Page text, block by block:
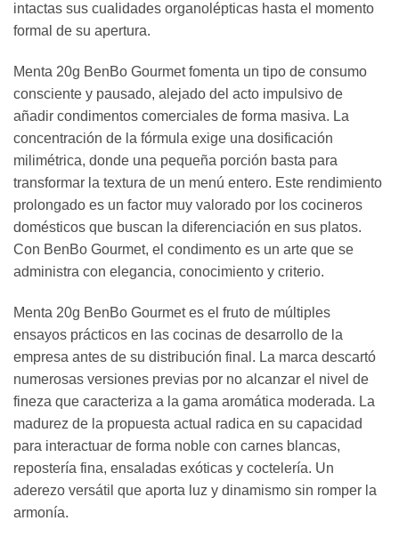
intactas sus cualidades organolépticas hasta el momento
formal de su apertura.
Menta 20g BenBo Gourmet fomenta un tipo de consumo
consciente y pausado, alejado del acto impulsivo de
añadir condimentos comerciales de forma masiva. La
concentración de la fórmula exige una dosificación
milimétrica, donde una pequeña porción basta para
transformar la textura de un menú entero. Este rendimiento
prolongado es un factor muy valorado por los cocineros
domésticos que buscan la diferenciación en sus platos.
Con BenBo Gourmet, el condimento es un arte que se
administra con elegancia, conocimiento y criterio.
Menta 20g BenBo Gourmet es el fruto de múltiples
ensayos prácticos en las cocinas de desarrollo de la
empresa antes de su distribución final. La marca descartó
numerosas versiones previas por no alcanzar el nivel de
fineza que caracteriza a la gama aromática moderada. La
madurez de la propuesta actual radica en su capacidad
para interactuar de forma noble con carnes blancas,
repostería fina, ensaladas exóticas y coctelería. Un
aderezo versátil que aporta luz y dinamismo sin romper la
armonía.